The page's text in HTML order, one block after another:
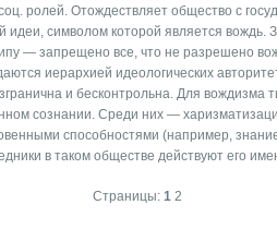
ролей. Отождествляет общество с
идеи, символом которой является вождь.
— запрещено все, что не разрешено
иерархией идеологических
и бесконтрольна. Для вождизма
сознании. Среди них —
способностями (например,
в таком обществе действуют его
Страницы: 1 2